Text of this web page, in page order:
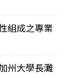
組成之專業
州大學長灘